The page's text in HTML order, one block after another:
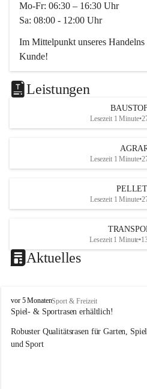
Mo-Fr: 06:30 – 16:30 Uhr
Sa: 08:00 - 12:00 Uhr
Im Mittelpunkt unseres Handelns
Kunde!
Das Team ist freundlich,
den Bereichen
Beratung, Lager sowie
finden wir eine individuelle
office@mayer-lipsch.at
Leistungen
Lesezeit 1 Minute•
Lesezeit 1 Minute•
Lesezeit 1 Minute•
Lesezeit 1 Minute•
Aktuelles
M
a
e
r
vor 5 MonatenSport & Freizeit
Spiel- & Sportrasen erhältlich!
Robuster Qualitätsrasen für Garten, Spiel
und Sport